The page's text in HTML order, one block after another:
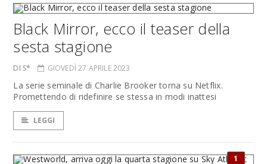
Black Mirror, ecco il teaser della
sesta stagione
DI S* GIOVEDÌ 27 APRILE 2023
La serie seminale di Charlie Brooker torna su Netflix.
Promettendo di ridefinire se stessa in modi inattesi
LEGGI
1